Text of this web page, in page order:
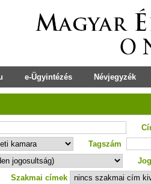
e-Ügyintézés Névjegyzék
Tagszám
Szakmai címek